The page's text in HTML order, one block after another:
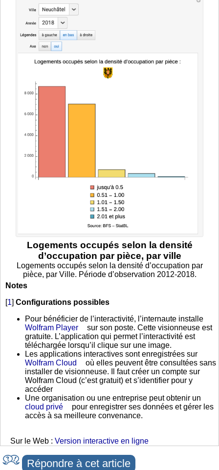
Logements occupés selon la densité
d’occupation par pièce, par ville
Logements occupés selon la densité d’occupation par
pièce, par Ville. Période d’observation 2012-2018.
Notes
[1] Configurations possibles
Pour bénéficier de l’interactivité, l’internaute installe
Wolfram Player
sur son poste. Cette visionneuse est
gratuite. L’application qui permet l’interactivité est
téléchargée lorsqu’il clique sur une image.
Les applications interactives sont enregistrées sur
Wolfram Cloud
où elles peuvent être consultées sans
installer de visionneuse. Il faut créer un compte sur
Wolfram Cloud (c’est gratuit) et s’identifier pour y
accéder
Une organisation ou une entreprise peut obtenir un
cloud privé
pour enregistrer ses données et gérer les
accès à sa meilleure convenance.
Sur le Web : Version interactive en ligne
Répondre à cet article